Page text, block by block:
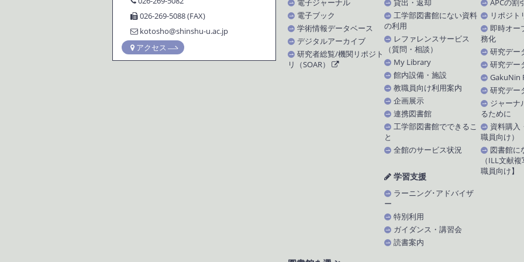
026-269-5088 (FAX)
kotosho@shinshu-u.ac.jp
アクセス
電子ジャーナル
電子ブック
学術情報データベース
デジタルアーカイブ
研究者総覧/機関リポジト
リ（SOAR）
貸出・返却
工学部図書館にない資料
の利用
レファレンスサービス
（質問・相談）
My Library
館内設備・施設
教職員向け利用案内
企画展示
連携図書館
工学部図書館でできるこ
と
全館のサービス状況
学習支援
ラーニング･アドバイザ
ー
特別利用
ガイダンス・講習会
読書案内
APCの割
リポジト
即時オー
務化
研究デー
研究デー
GakuNin
研究デー
ジャーナ
るために
資料購入
職員向け）
図書館に
（ILL文献
職員向け】